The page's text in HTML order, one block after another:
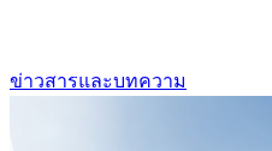
ข่าวสารและบทความ